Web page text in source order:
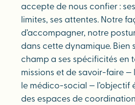
accepte de nous confier :
limites, ses attentes. Notre
d’accompagner, notre
dans cette dynamique. Bien
champ a ses spécificités en
missions et de savoir-faire —
le médico-social — l’objectif
des espaces de